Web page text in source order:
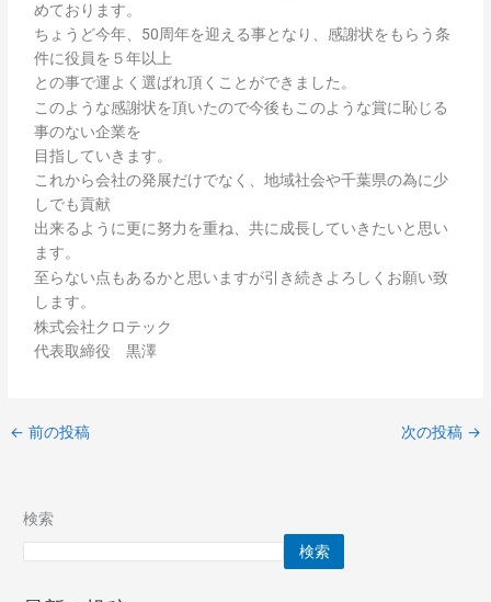
めております。
ちょうど今年、50周年を迎える事となり、感謝状をもらう条
件に役員を５年以上
との事で運よく選ばれ頂くことができました。
このような感謝状を頂いたので今後もこのような賞に恥じる
事のない企業を
目指していきます。
これから会社の発展だけでなく、地域社会や千葉県の為に少
しでも貢献
出来るように更に努力を重ね、共に成長していきたいと思い
ます。
至らない点もあるかと思いますが引き続きよろしくお願い致
します。
株式会社クロテック
代表取締役 黒澤
← 前の投稿 次の投稿 →
検索
検索